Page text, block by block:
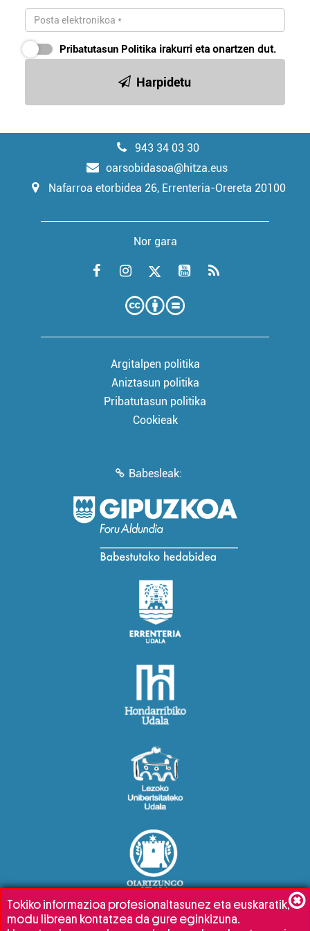
Pribatutasun Politika irakurri eta onartzen dut.
Harpidetu
943 34 03 30
oarsobidasoa@hitza.eus
Nafarroa etorbidea 26, Errenteria-Orereta 20100
Nor gara
Argitalpen politika
Aniztasun politika
Pribatutasun politika
Cookieak
Babesleak:
Tokiko informazioa profesionaltasunez eta euskaratik,
modu librean kontatzea da gure eginkizuna.